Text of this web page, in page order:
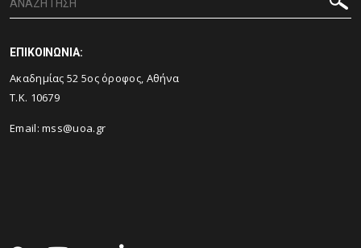
ΕΠΙΚΟΙΝΩΝΙΑ:
Ακαδημίας 52 5ος όροφος, Αθήνα
Τ.Κ. 10679
Email: mss@uoa.gr